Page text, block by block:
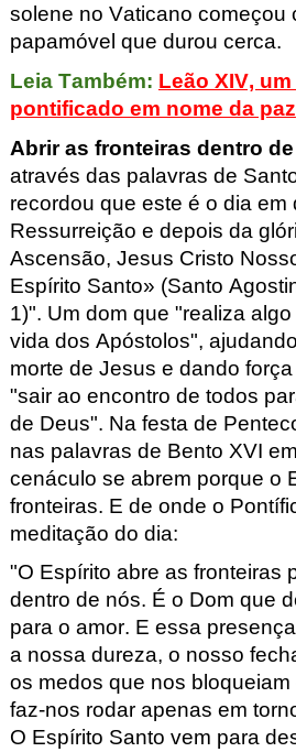
solene no Vaticano começou
papamóvel que durou cerca.
Leia Também: Leão XIV,
pontificado em nome da paz
Abrir as fronteiras dentro
através das palavras de
recordou que este é o dia
Ressurreição e depois da
Ascensão, Jesus Cristo
Espírito Santo» (Santo
1)". Um dom que "realiza
vida dos Apóstolos",
morte de Jesus e dando
"sair ao encontro de todos
de Deus". Na festa de
nas palavras de Bento XVI
cenáculo se abrem porque o
fronteiras. E de onde o
meditação do dia:
"O Espírito abre as fronteiras
dentro de nós. É o Dom que
para o amor. E essa
a nossa dureza, o nosso
os medos que nos
faz-nos rodar apenas em
O Espírito Santo vem para